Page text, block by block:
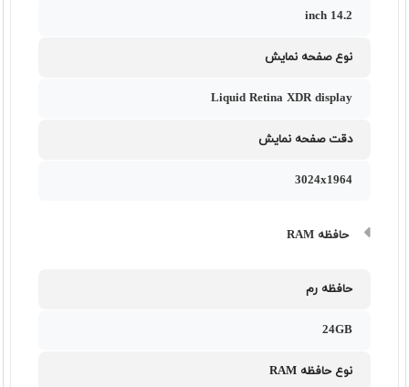
14.2 inch
نوع صفحه نمایش
Liquid Retina XDR display
دقت صفحه نمایش
3024x1964
حافظه RAM
حافظه رم
24GB
نوع حافظه RAM